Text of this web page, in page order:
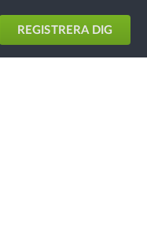
REGISTRERA DIG